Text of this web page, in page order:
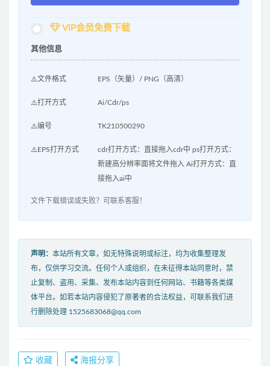
VIP会员免费下载
其他信息
⚠️文件格式 EPS（矢量）/ PNG（高清）
⚠️打开方式 Ai/Cdr/ps
⚠️编号 TK210500290
⚠️EPS打开方式
cdr打开方式：直接拖入cdr中 ps打开方式：
新建高分辨率面将文件拖入 Ai打开方式：直
接拖入ai中
文件下载错误或失败？可联系客服！
声明： 本站所有文章，如无特殊说明或标注，均为收集整理发
布，仅供学习交流。任何个人或组织，在未征得本站同意时，禁
止复制、盗用、采集、发布本站内容到任何网站、书籍等各类媒
体平台。如若本站内容侵犯了原著者的合法权益，可联系我们进
行删除处理 1525683068@qq.com
收藏 海报分享